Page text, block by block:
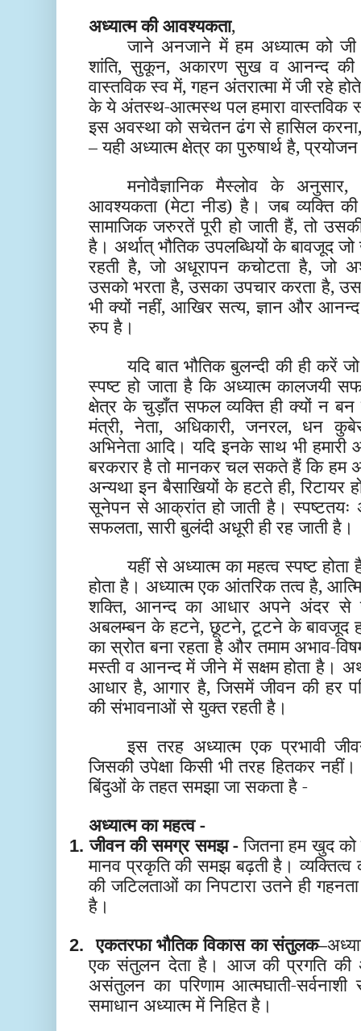
अध्यात्म की आवश्यकता,
जाने अनजाने में हम अध्यात्म को
शांति, सुकून, अकारण सुख व आनन्द
वास्तविक स्व में, गहन अंतरात्मा में जी रहे
के ये अंतस्थ-आत्मस्थ पल हमारा वास्तविक
इस अवस्था को सचेतन ढंग से हासिल
– यही अध्यात्म क्षेत्र का पुरुषार्थ है,
मनोवैज्ञानिक मैस्लोव के
आवश्यकता (मेटा नीड) है। जब व्यक्ति की
सामाजिक जरुरतें पूरी हो जाती हैं, तो
है। अर्थात् भौतिक उपलब्धियों के बावजूद
रहती है, जो अधूरापन कचोटता है, जो
उसको भरता है, उसका उपचार करता है,
भी क्यों नहीं, आखिर सत्य, ज्ञान और आनन्द
रुप है।
यदि बात भौतिक बुलन्दी की ही करें
स्पष्ट हो जाता है कि अध्यात्म कालजयी
क्षेत्र के चुड़ाँत सफल व्यक्ति ही क्यों न बन
मंत्री, नेता, अधिकारी, जनरल, धन
अभिनेता आदि। यदि इनके साथ भी हमारी
बरकरार है तो मानकर चल सकते हैं कि हम
अन्यथा इन बैसाखियों के हटते ही, रिटायर
सूनेपन से आक्रांत हो जाती है। स्पष्टतयः
सफलता, सारी बुलंदी अधूरी ही रह जाती है।
यहीं से अध्यात्म का महत्व स्पष्ट
होता है। अध्यात्म एक आंतरिक तत्व है,
शक्ति, आनन्द का आधार अपने अंदर से
अबलम्बन के हटने, छूटने, टूटने के बावजूद
का स्रोत बना रहता है और तमाम अभाव-
मस्ती व आनन्द में जीने में सक्षम होता है।
आधार है, आगार है, जिसमें जीवन की हर
की संभावनाओं से युक्त रहती है।
इस तरह अध्यात्म एक प्रभावी
जिसकी उपेक्षा किसी भी तरह हितकर
बिंदुओं के तहत समझा जा सकता है -
अध्यात्म का महत्व -
1. जीवन की समग्र समझ -जितना हम खुद को
मानव प्रकृति की समझ बढ़ती है।
की जटिलताओं का निपटारा उतने ही
है।
2. एकतरफाभौतिक विकास का संतुलक–
एक संतुलन देता है। आज की प्रगति की
असंतुलन का परिणाम आत्मघाती-
समाधान अध्यात्म में निहित है।